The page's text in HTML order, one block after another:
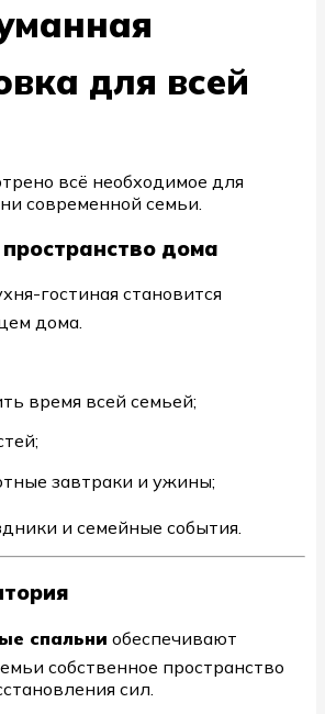
для всей
всё необходимое для
современной семьи.
дома
гостиная становится
дома.
время всей семьей;
завтраки и ужины;
и семейные события.
спальни обеспечивают
собственное пространство
сил.